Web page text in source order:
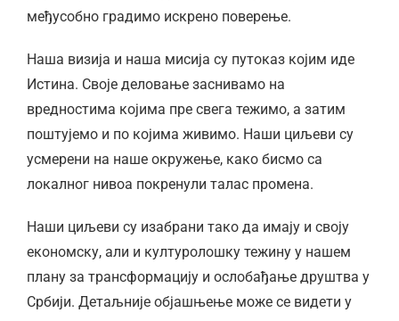
међусобно градимо искрено поверење.
Наша визија и наша мисија су путоказ којим иде
Истина. Своје деловање заснивамо на
вредностима којима пре свега тежимо, а затим
поштујемо и по којима живимо. Наши циљеви су
усмерени на наше окружење, како бисмо са
локалног нивоа покренули талас промена.
Наши циљеви су изабрани тако да имају и своју
економску, али и културолошку тежину у нашем
плану за трансформацију и ослобађање друштва у
Србији. Детаљније објашњење може се видети у